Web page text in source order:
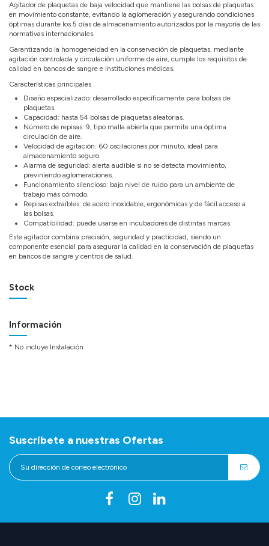
Agitador de plaquetas de baja velocidad que mantiene las bolsas de plaquetas
en movimiento constante, evitando la aglomeración y asegurando condiciones
óptimas durante los 5 días de almacenamiento autorizados por la mayoría de las
normativas internacionales.
Garantizando la homogeneidad en la conservación de plaquetas, mediante
agitación controlada y circulación uniforme de aire, cumple los requisitos de
calidad en bancos de sangre e instituciones médicas.
Características principales
Diseño especializado: desarrollado específicamente para bolsas de
plaquetas.
Capacidad: hasta 54 bolsas de plaquetas aleatorias.
Número de repisas: 9, tipo malla abierta que permite una óptima
circulación de aire.
Velocidad de agitación: 60 oscilaciones por minuto, ideal para
almacenamiento seguro.
Alarma de seguridad: alerta audible si no se detecta movimiento,
previniendo aglomeraciones.
Funcionamiento silencioso: bajo nivel de ruido para un ambiente de
trabajo más cómodo.
Repisas extraíbles: de acero inoxidable, ergonómicas y de fácil acceso a
las bolsas.
Compatibilidad: puede usarse en incubadores de distintas marcas.
Este agitador combina precisión, seguridad y practicidad, siendo un
componente esencial para asegurar la calidad en la conservación de plaquetas
en bancos de sangre y centros de salud.
Stock
Información
* No incluye Instalación
Suscríbete a nuestras Ofertas